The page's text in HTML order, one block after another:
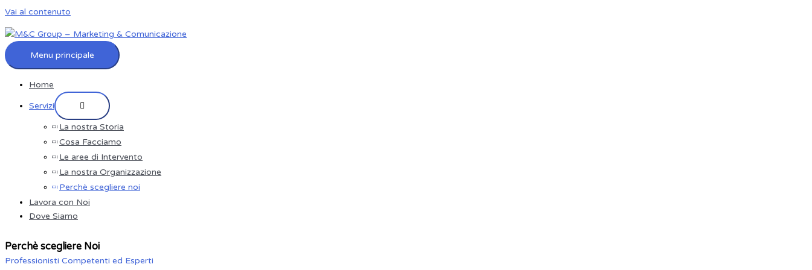
Vai al contenuto
Menu principale
Home
Servizi
La nostra Storia
Cosa Facciamo
Le aree di Intervento
La nostra Organizzazione
Perchè scegliere noi
Lavora con Noi
Dove Siamo
Perchè scegliere Noi
Professionisti Competenti ed Esperti